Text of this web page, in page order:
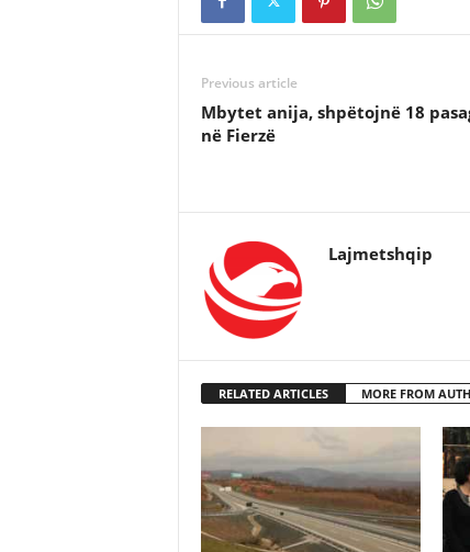
Previous article
Mbytet anija, shpëtojnë 18
në Fierzë
Lajmetshqip
RELATED ARTICLES MORE FROM